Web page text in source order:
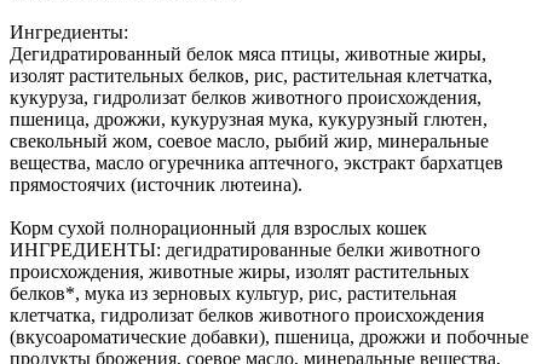
Ингредиенты:
Дегидратированный белок мяса птицы, животные жиры,
изолят растительных белков, рис, растительная клетчатка,
кукуруза, гидролизат белков животного происхождения,
пшеница, дрожжи, кукурузная мука, кукурузный глютен,
свекольный жом, соевое масло, рыбий жир, минеральные
вещества, масло огуречника аптечного, экстракт бархатцев
прямостоячих (источник лютеина).
Корм сухой полнорационный для взрослых кошек
ИНГРЕДИЕНТЫ: дегидратированные белки животного
происхождения, животные жиры, изолят растительных
белков*, мука из зерновых культур, рис, растительная
клетчатка, гидролизат белков животного происхождения
(вкусоароматические добавки), пшеница, дрожжи и побочные
продукты брожения, соевое масло, минеральные вещества,